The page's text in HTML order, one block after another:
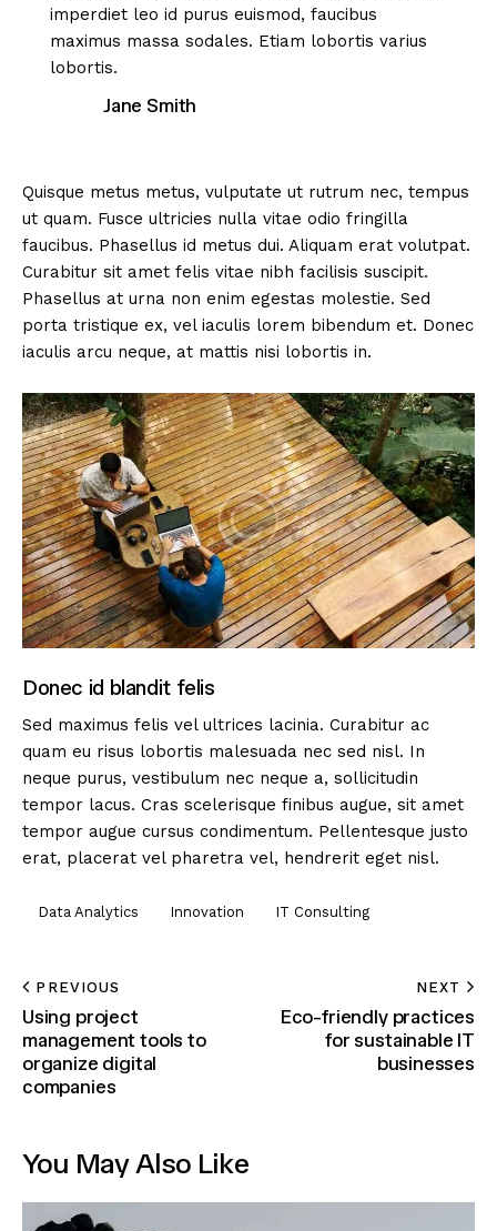
imperdiet leo id purus euismod, faucibus
maximus massa sodales. Etiam lobortis varius
lobortis.
Jane Smith
Quisque metus metus, vulputate ut rutrum nec, tempus
ut quam. Fusce ultricies nulla vitae odio fringilla
faucibus. Phasellus id metus dui. Aliquam erat volutpat.
Curabitur sit amet felis vitae nibh facilisis suscipit.
Phasellus at urna non enim egestas molestie. Sed
porta tristique ex, vel iaculis lorem bibendum et. Donec
iaculis arcu neque, at mattis nisi lobortis in.
Donec id blandit felis
Sed maximus felis vel ultrices lacinia. Curabitur ac
quam eu risus lobortis malesuada nec sed nisl. In
neque purus, vestibulum nec neque a, sollicitudin
tempor lacus. Cras scelerisque finibus augue, sit amet
tempor augue cursus condimentum. Pellentesque justo
erat, placerat vel pharetra vel, hendrerit eget nisl.
Data Analytics Innovation IT Consulting
PREVIOUS
Using project
management tools to
organize digital
companies
NEXT
Eco-friendly practices
for sustainable IT
businesses
You May Also Like